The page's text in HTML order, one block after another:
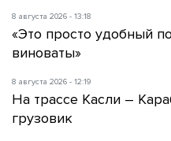
8 августа 2026 - 13:18
«Это просто удобный
виноваты»
8 августа 2026 - 12:19
На трассе Касли –
грузовик